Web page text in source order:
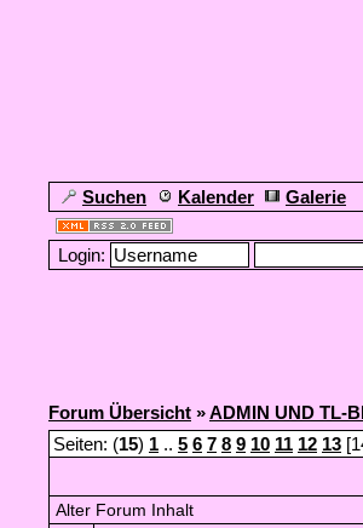
Suchen Kalender Galerie
Login:
Forum Übersicht »ADMIN UND TL-
Seiten: (15) 1 .. 5 6 7 8 9 10 11 12 13
Alter Forum Inhalt